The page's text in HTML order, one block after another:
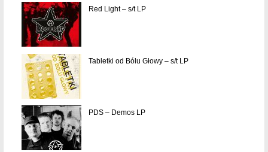
Red Light – s/t LP
Tabletki od Bólu Głowy – s/t LP
PDS – Demos LP